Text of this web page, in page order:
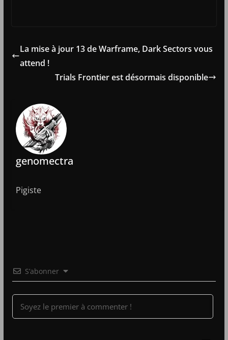
La mise à jour 13 de Warframe, Dark Sectors vous
attend !
Trials Frontier est désormais disponible
genomectra
Pigiste
S’abonner